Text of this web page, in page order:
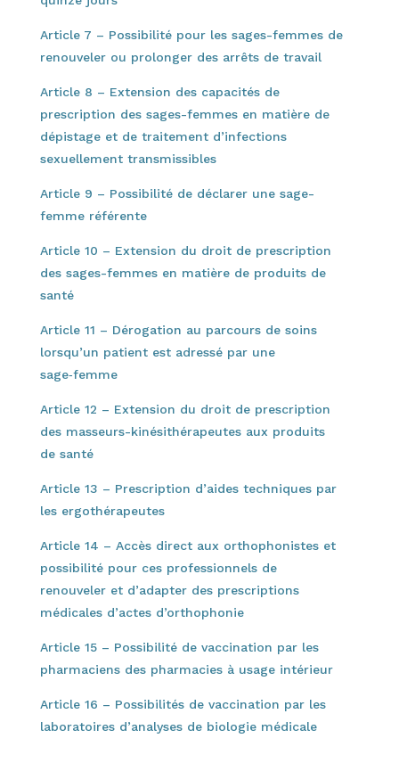
Article 7 – Possibilité pour les sages-femmes de
renouveler ou prolonger des arrêts de travail
Article 8 – Extension des capacités de
prescription des sages-femmes en matière de
dépistage et de traitement d’infections
sexuellement transmissibles
Article 9 – Possibilité de déclarer une sage-
femme référente
Article 10 – Extension du droit de prescription
des sages-femmes en matière de produits de
santé
Article 11 – Dérogation au parcours de soins
lorsqu’un patient est adressé par une
sage‑femme
Article 12 – Extension du droit de prescription
des masseurs-kinésithérapeutes aux produits
de santé
Article 13 – Prescription d’aides techniques par
les ergothérapeutes
Article 14 – Accès direct aux orthophonistes et
possibilité pour ces professionnels de
renouveler et d’adapter des prescriptions
médicales d’actes d’orthophonie
Article 15 – Possibilité de vaccination par les
pharmaciens des pharmacies à usage intérieur
Article 16 – Possibilités de vaccination par les
laboratoires d’analyses de biologie médicale